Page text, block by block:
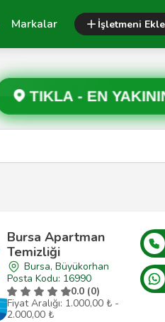
Markalar İşletmeni Ekle
TIKLA - EN
Bursa Apartman
Temizliği
Bursa, Büyükorhan
Posta Kodu: 16990
0.0 (0)
Fiyat Aralığı: 1.000,00 ₺ -
2.000,00 ₺